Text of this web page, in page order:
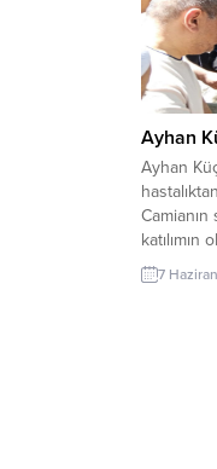
Ayhan
Ayhan
eş-dost
7